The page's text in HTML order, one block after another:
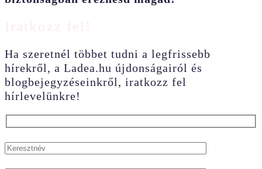
Ha szeretnél többet tudni a legfrissebb
hírekről, a Ladea.hu újdonságairól és
blogbejegyzéseinkről, iratkozz fel
hírlevelünkre!